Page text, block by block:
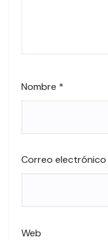
Nombre *
Correo electrónico
Web